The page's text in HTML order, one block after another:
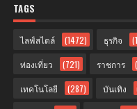
TAGS
ไลฟ์สไตล์ (1472) ธุรกิจ
ท่องเที่ยว (721) ราชการ
เทคโนโลยี (287) บันเทิง